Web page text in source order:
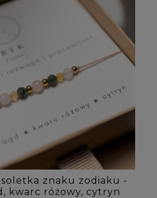
znaku zodiaku -
kwarc różowy, cytryn